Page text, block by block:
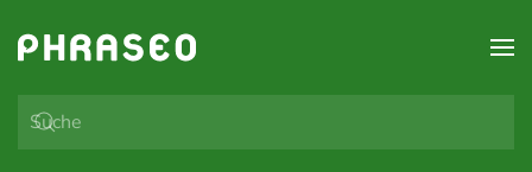
Zum Hauptinhalt springen